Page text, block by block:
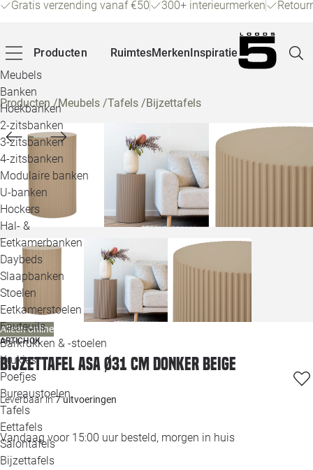
Gratis verzending vanaf €50 300+ interieurmerken
Producten
Meubels
Banken
Hoekbanken
2-zitsbanken
3-zitsbanken
4-zitsbanken
Modulaire banken
U-banken
Hockers
Hal- &
Eetkamerbanken
Daybeds
Slaapbanken
Stoelen
Eetkamerstoelen
Fauteuils
Barkrukken & -stoelen
Krukjes
Poefjes
Bureaustoelen
Tafels
Eettafels
Salontafels
Bijzettafels
RuimtesMerkenInspiratie
Producten/Meubels /Tafels /Bijzettafels
Alleen online
ARTICHOK
Bijzettafel Asa Ø31 cm donker beige
Leverbaar in7 uitvoeringen
Vandaag voor 15:00 uur besteld, morgen in huis